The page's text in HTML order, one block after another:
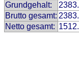
Grundgehalt:
Brutto gesamt:
Netto gesamt: